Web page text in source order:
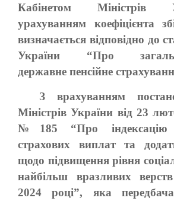
Кабінетом Міністрів
урахуванням коефіцієнта
визначається відповідно до
України “Про
державне пенсійне
З врахуванням
Міністрів України від 23
№185 “Про індексацію
страхових виплат та
щодо підвищення рівня
найбільш вразливих
2024 році”, яка